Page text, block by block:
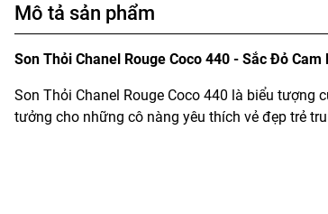
Mô tả sản phẩm
Son Thỏi Chanel Rouge Coco 440 - Sắc Đỏ Cam
Son Thỏi Chanel Rouge Coco 440 là biểu
tưởng cho những cô nàng yêu thích vẻ đẹp trẻ